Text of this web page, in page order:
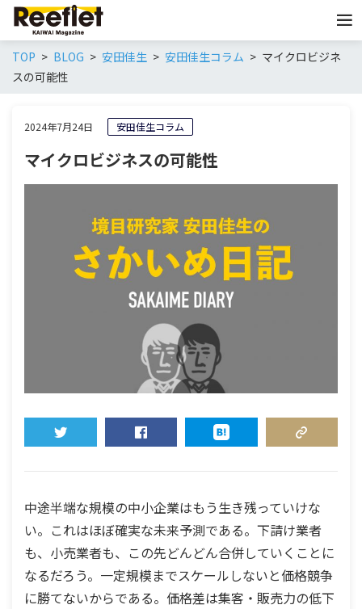
TOP BLOG 安田佳生 安田佳生コラム
マイクロビジネ
スの可能性
2024年7月24日 安田佳生コラム
マイクロビジネスの可能性
中途半端な規模の中小企業はもう生き残っていけな
い。これはほぼ確実な未来予測である。下請け業者
も、小売業者も、この先どんどん合併していくことに
なるだろう。一定規模までスケールしないと価格競争
に勝てないからである。価格差は集客・販売力の低下